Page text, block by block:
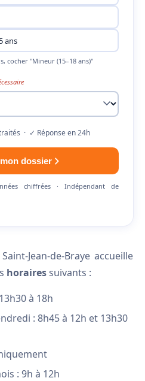
ans
cocher "Mineur (15–18 ans)"
· ✓ Réponse en 24h
dossier
chiffrées · Indépendant de
Jean-de-Braye accueille
horairessuivants :
à 18h
: 8h45 à 12h et 13h30
: 9h à 12h